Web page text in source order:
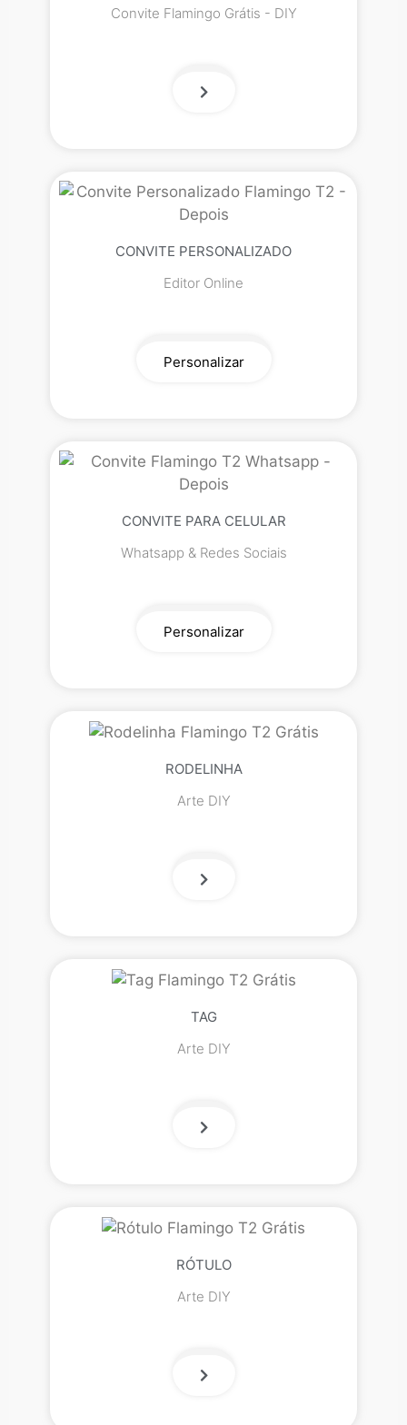
Convite Flamingo Grátis - DIY
CONVITE PERSONALIZADO
Editor Online
Personalizar
CONVITE PARA CELULAR
Whatsapp & Redes Sociais
Personalizar
RODELINHA
Arte DIY
TAG
Arte DIY
RÓTULO
Arte DIY